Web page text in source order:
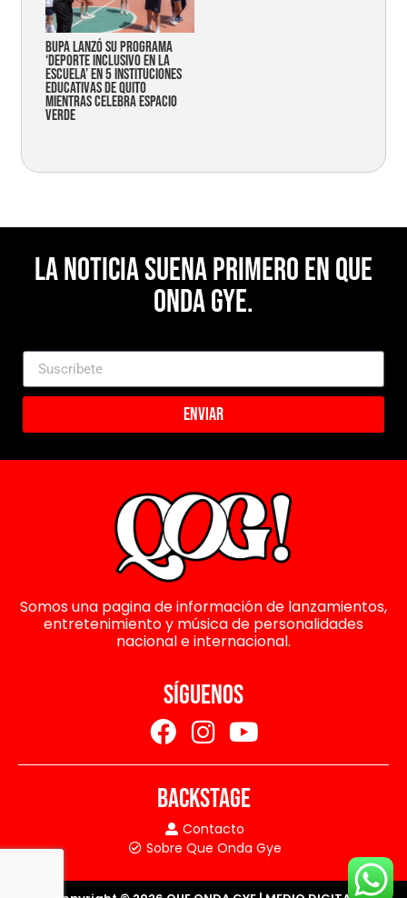
Bupa lanzó su programa
‘Deporte Inclusivo en la
Escuela’ en 5 instituciones
educativas de Quito
mientras celebra espacio
verde
La noticia suena primero en Que
Onda Gye.
Enviar
Somos una pagina de información de lanzamientos,
entretenimiento y música de personalidades
nacional e internacional.
SÍGUENOS
BACKSTAGE
Contacto
Sobre Que Onda Gye